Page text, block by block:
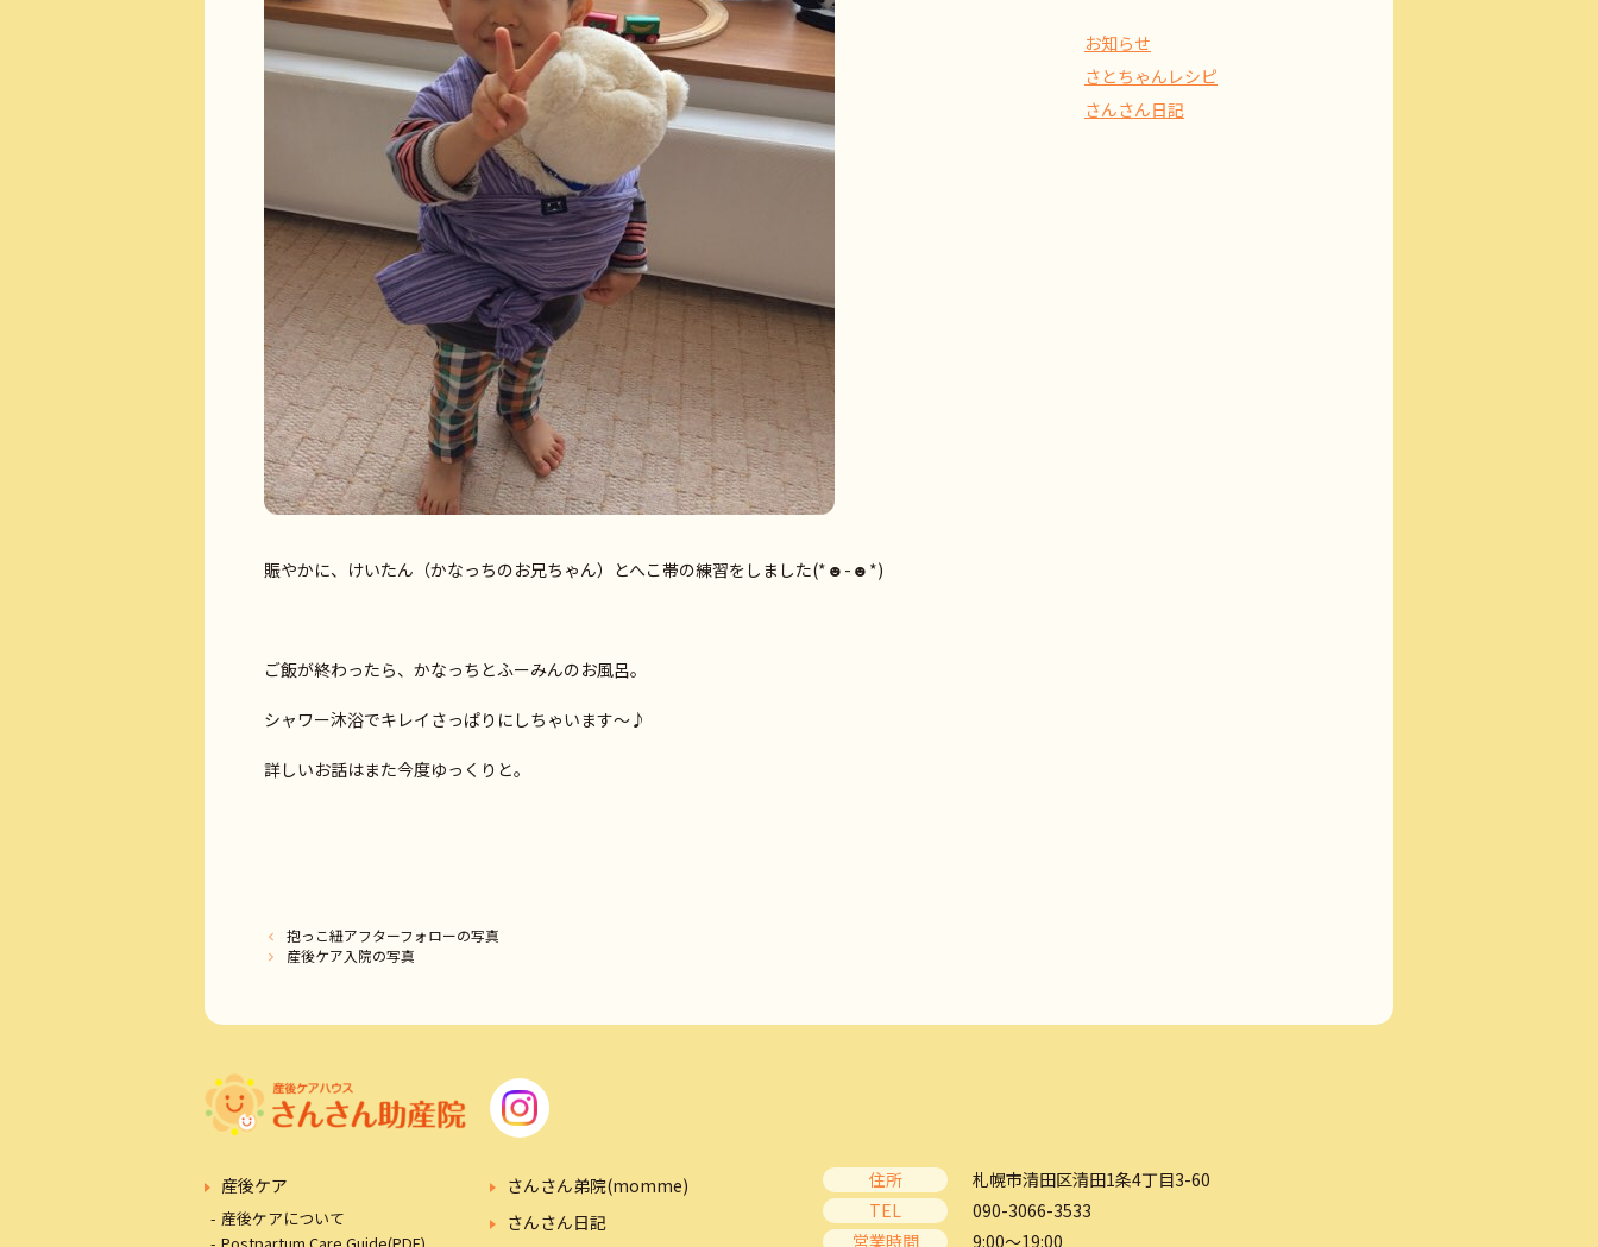
賑やかに、けいたん（かなっちのお兄ちゃん）とへこ帯の練習をしました(*☻-☻*)
ご飯が終わったら、かなっちとふーみんのお風呂。
シャワー沐浴でキレイさっぱりにしちゃいます～♪
詳しいお話はまた今度ゆっくりと。
抱っこ紐アフターフォローの写真
産後ケア入院の写真
お知らせ
さとちゃんレシピ
さんさん日記
産後ケア
産後ケアについて
Postpartum Care Guide(PDF)
さんさん弟院(momme)
さんさん日記
住所
札幌市清田区清田1条4丁目3-60
TEL
090-3066-3533
営業時間
9:00～19:00